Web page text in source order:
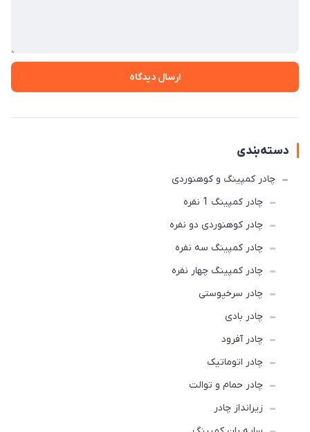
ارسال دیدگاه
دسته‌بندی
چادر کمپینگ و کوهنوردی
چادر کمپینگ 1 نفره
چادر کوهنوردی دو نفره
چادر كمپينگ سه نفره
چادر کمپینگ چهار نفره
چادر سرخپوستی
چادر بادی
چادر آفرود
چادر اتوماتیک
چادر حمام و توالت
زیرانداز چادر